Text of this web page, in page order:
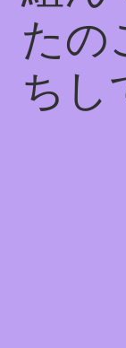
たの
ちし